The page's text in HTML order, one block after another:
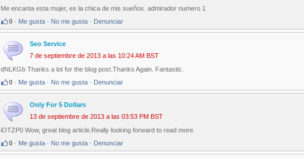
Me encanta esta mujer, es la chica de mis sueños. admirador numero 1
0 · Me gusta · No me gusta · Denunciar
Seo Service
7 de septiembre de 2013 a las 10:24 AM BST
dNLKGb Thanks a lot for the blog post.Thanks Again. Fantastic.
0 · Me gusta · No me gusta · Denunciar
Only For 5 Dollars
13 de septiembre de 2013 a las 03:53 PM BST
iOTZP0 Wow, great blog article.Really looking forward to read more.
0 · Me gusta · No me gusta · Denunciar